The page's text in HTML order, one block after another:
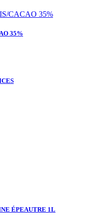
35%
ÉPEAUTRE 1L